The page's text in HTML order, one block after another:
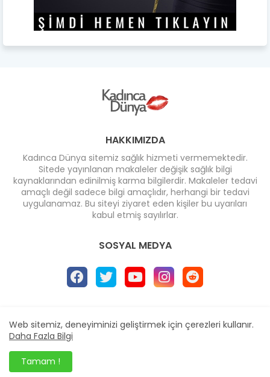
HAKKIMIZDA
Kadınca Dünya sitemiz sağlık hizmeti vermemektedir.
Sitede yayınlanan makaleler değişik sağlık bilgi
kaynaklarından edinilmiş karma bilgilerdir. Makaleler tedavi
amaçlı değil sadece bilgi amaçlıdır, herhangi bir tedavi
uygulanamaz. Bu siteyi ziyaret eden kişiler bu uyarıları
kabul etmiş sayılırlar.
SOSYAL MEDYA
Design by -
Web sitemiz, deneyiminizi geliştirmek için çerezleri kullanır.
Daha Fazla Bilgi
Tamam !